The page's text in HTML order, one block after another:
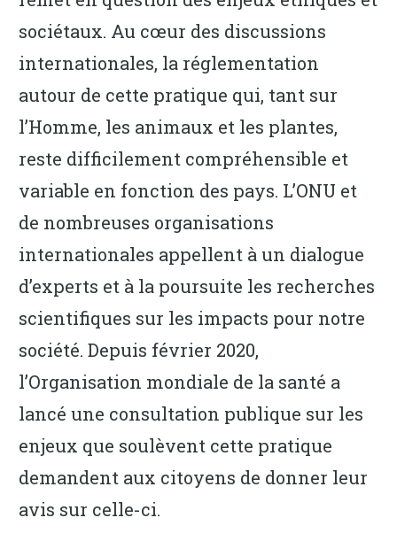
sociétaux. Au cœur des discussions
internationales, la réglementation
autour de cette pratique qui, tant sur
l’Homme, les animaux et les plantes,
reste difficilement compréhensible et
variable en fonction des pays. L’ONU et
de nombreuses organisations
internationales appellent à un dialogue
d’experts et à la poursuite les recherches
scientifiques sur les impacts pour notre
société. Depuis février 2020,
l’Organisation mondiale de la santé a
lancé une consultation publique sur les
enjeux que soulèvent cette pratique
demandent aux citoyens de donner leur
avis sur celle-ci.